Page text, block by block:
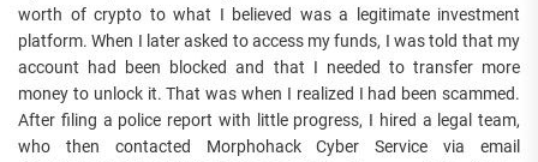
worth of crypto to what I believed was a legitimate investment
platform. When I later asked to access my funds, I was told that my
account had been blocked and that I needed to transfer more
money to unlock it. That was when I realized I had been scammed.
After filing a police report with little progress, I hired a legal team,
who then contacted Morphohack Cyber Service via email